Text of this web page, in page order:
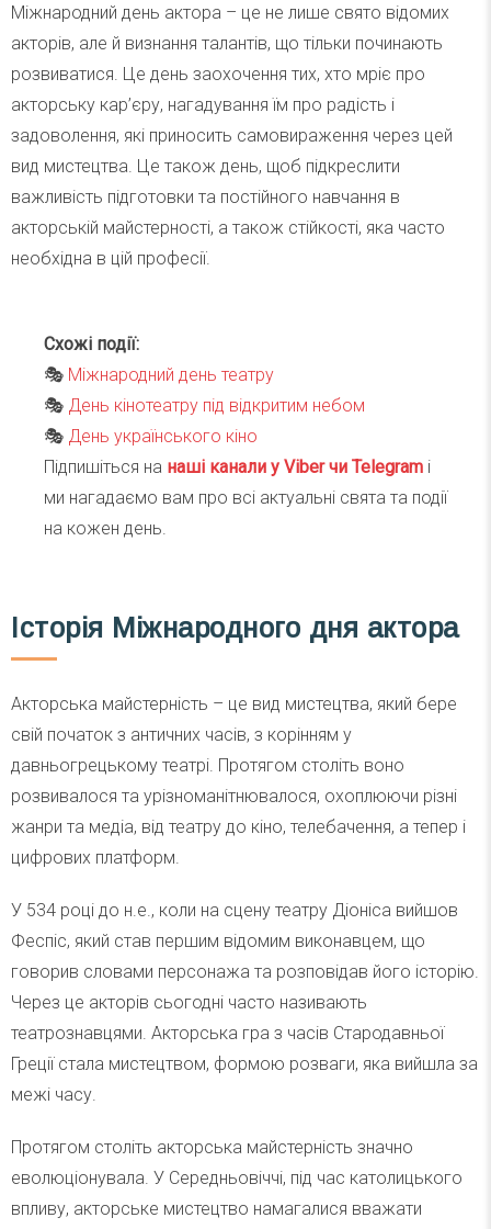
Міжнародний день актора – це не лише свято відомих
акторів, але й визнання талантів, що тільки починають
розвиватися. Це день заохочення тих, хто мріє про
акторську кар’єру, нагадування їм про радість і
задоволення, які приносить самовираження через цей
вид мистецтва. Це також день, щоб підкреслити
важливість підготовки та постійного навчання в
акторській майстерності, а також стійкості, яка часто
необхідна в цій професії.
Схожі події:
🎭 Міжнародний день театру
🎭 День кінотеатру під відкритим небом
🎭 День українського кіно
Підпишіться на наші канали у Viber чи Telegram і
ми нагадаємо вам про всі актуальні свята та події
на кожен день.
Історія Міжнародного дня актора
Акторська майстерність – це вид мистецтва, який бере
свій початок з античних часів, з корінням у
давньогрецькому театрі. Протягом століть воно
розвивалося та урізноманітнювалося, охоплюючи різні
жанри та медіа, від театру до кіно, телебачення, а тепер і
цифрових платформ.
У 534 році до н.е., коли на сцену театру Діоніса вийшов
Феспіс, який став першим відомим виконавцем, що
говорив словами персонажа та розповідав його історію.
Через це акторів сьогодні часто називають
театрознавцями. Акторська гра з часів Стародавньої
Греції стала мистецтвом, формою розваги, яка вийшла за
межі часу.
Протягом століть акторська майстерність значно
еволюціонувала. У Середньовіччі, під час католицького
впливу, акторське мистецтво намагалися вважати